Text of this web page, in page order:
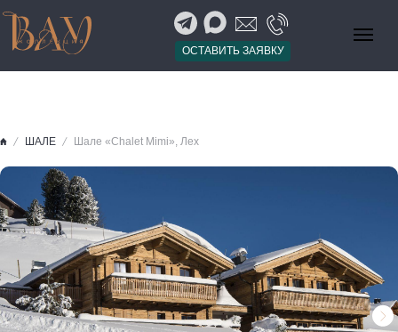
ОСТАВИТЬ ЗАЯВКУ
ШАЛЕ Шале «Chalet Mimi», Лех